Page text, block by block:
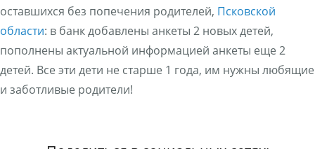
оставшихся без попечения родителей, Псковской
области: в банк добавлены анкеты 2 новых детей,
пополнены актуальной информацией анкеты еще 2
детей. Все эти дети не старше 1 года, им нужны любящие
и заботливые родители!